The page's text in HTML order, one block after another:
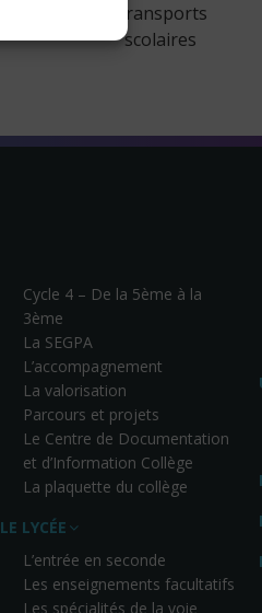
Transports
scolaires
Cycle 4 – De la 5ème à la
3ème
La SEGPA
L’accompagnement
La valorisation
Parcours et projets
Le Centre de Documentation
et d’Information Collège
La plaquette du collège
LE LYCÉE
L’entrée en seconde
Les enseignements facultatifs
Les spécialités de la voie